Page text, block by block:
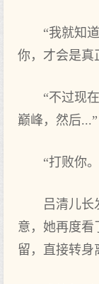
“我就知
你，才会是真
“不过现
巅峰，然后...”
“打败你
吕清儿长
意，她再度看
留，直接转身